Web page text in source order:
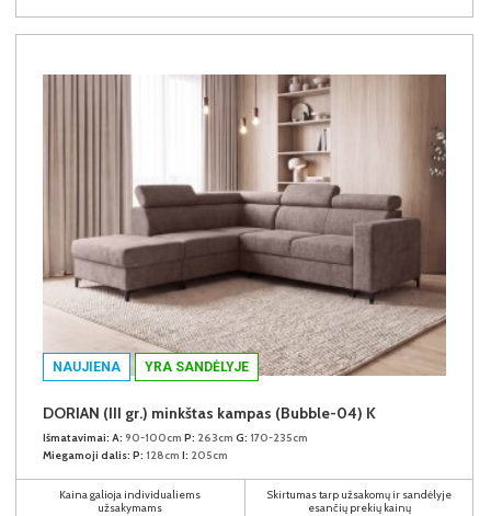
NAUJIENA YRA SANDĖLYJE
DORIAN (III gr.) minkštas kampas (Bubble-04) K
Išmatavimai: A: 90-100cm P: 263cm G: 170-235cm
Miegamoji dalis: P: 128cm I: 205cm
Kaina galioja individualiems
užsakymams
Skirtumas tarp užsakomų ir sandėlyje
esančių prekių kainų